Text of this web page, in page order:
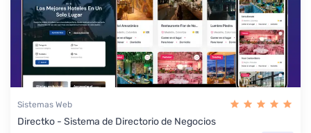
Sistemas Web
Directko - Sistema de Directorio de Negocios